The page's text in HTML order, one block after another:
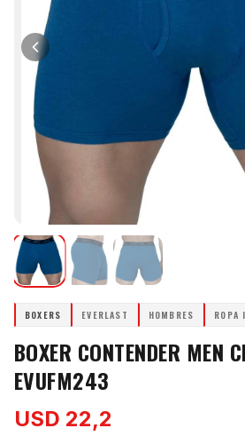
BOXERS EVERLAST HOMBRES ROPA
BOXER CONTENDER MEN
EVUFM243
USD 22,2